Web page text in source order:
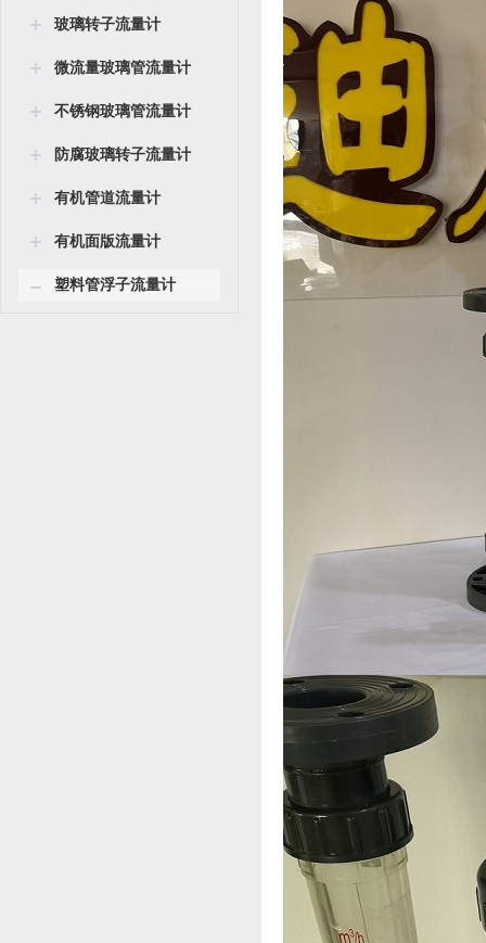
玻璃转子流量计
微流量玻璃管流量计
不锈钢玻璃管流量计
防腐玻璃转子流量计
有机管道流量计
有机面版流量计
塑料管浮子流量计